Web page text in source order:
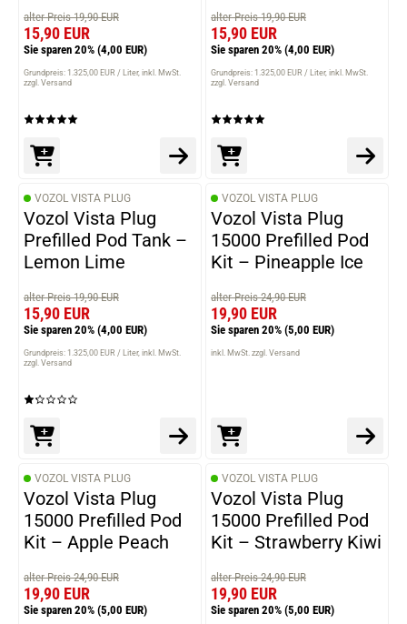
alter Preis 19,90 EUR
15,90 EUR
Sie sparen 20% (4,00 EUR)
Grundpreis: 1.325,00 EUR / Liter inkl. MwSt.
zzgl. Versand
alter Preis 19,90 EUR
15,90 EUR
Sie sparen 20% (4,00 EUR)
Grundpreis: 1.325,00 EUR / Liter inkl. MwSt.
zzgl. Versand
VOZOL VISTA PLUG
Vozol Vista Plug
Prefilled Pod Tank –
Lemon Lime
alter Preis 19,90 EUR
15,90 EUR
Sie sparen 20% (4,00 EUR)
Grundpreis: 1.325,00 EUR / Liter inkl. MwSt.
zzgl. Versand
VOZOL VISTA PLUG
Vozol Vista Plug
15000 Prefilled Pod
Kit – Pineapple Ice
alter Preis 24,90 EUR
19,90 EUR
Sie sparen 20% (5,00 EUR)
inkl. MwSt. zzgl. Versand
VOZOL VISTA PLUG
Vozol Vista Plug
15000 Prefilled Pod
Kit – Apple Peach
alter Preis 24,90 EUR
19,90 EUR
Sie sparen 20% (5,00 EUR)
VOZOL VISTA PLUG
Vozol Vista Plug
15000 Prefilled Pod
Kit – Strawberry Kiwi
alter Preis 24,90 EUR
19,90 EUR
Sie sparen 20% (5,00 EUR)